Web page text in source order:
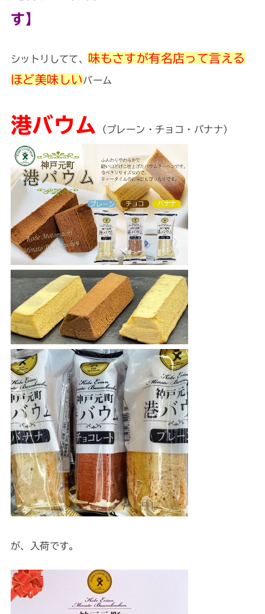
す】
シットリしてて、
味もさすが有名店って言える
ほど美味しいバーム
港バウム （プレーン・チョコ・バナナ）
が、入荷です。